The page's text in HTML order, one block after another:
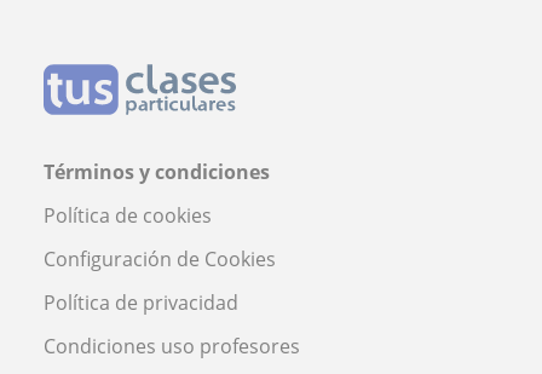
Términos y condiciones
Política de cookies
Configuración de Cookies
Política de privacidad
Condiciones uso profesores